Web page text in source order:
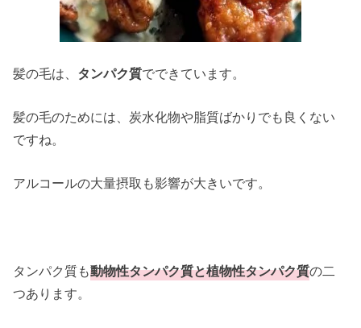
髪の毛は、 タンパク質でできています。
髪の毛のためには、炭水化物や脂質ばかりでも良くない
ですね。
アルコールの大量摂取も影響が大きいです。
タンパク質も動物性タンパク質と植物性タンパク質の二
つあります。